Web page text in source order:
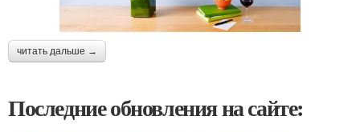
читать дальше →
Последние обновления на сайте: